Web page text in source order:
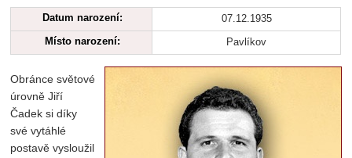
Datum narození: 07.12.1935
Místo narození: Pavlíkov
Obránce světové
úrovně Jiří
Čadek si díky
své vytáhlé
postavě vysloužil